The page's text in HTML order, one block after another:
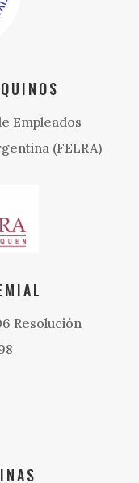
Empleados
(FELRA)
Resolución